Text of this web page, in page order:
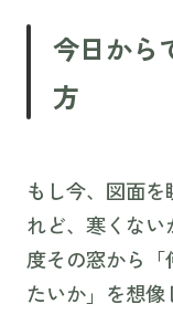
今日から
方
もし今、図面
れど、寒くな
度その窓から
たいか」を想像